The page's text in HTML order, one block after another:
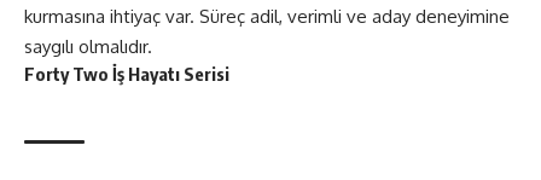
kurmasına ihtiyaç var. Süreç adil, verimli ve aday deneyimine
saygılı olmalıdır.
Forty Two İş Hayatı Serisi